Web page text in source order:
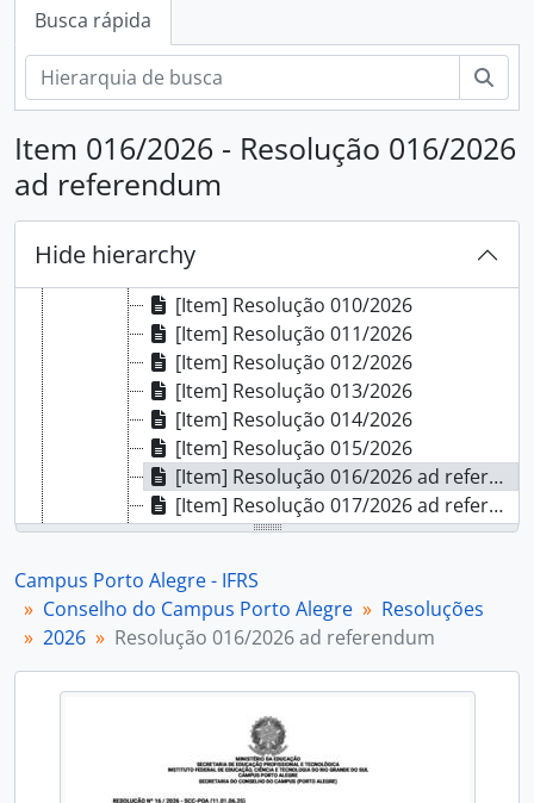
Busca rápida
Item 016/2026 - Resolução 016/2026
ad referendum
Hide hierarchy
[Subséries] 2026
[Item] Resolução 001/2026 ad referendum
[Item] Resolução 002/2026 ad referendum
[Item] Resolução 003/2026
[Item] Resolução 004/2026
[Item] Resolução 005/2026
[Item] Resolução 006/2026
[Item] Resolução 007/2026
[Item] Resolução 008/2026 ad referendum
[Item] Resolução 009/2026 ad referendum
[Item] Resolução 010/2026
[Item] Resolução 011/2026
[Item] Resolução 012/2026
[Item] Resolução 013/2026
[Item] Resolução 014/2026
[Item] Resolução 015/2026
[Item] Resolução 016/2026 ad referendum
[Item] Resolução 017/2026 ad referendum
[Item] Resolução 018/2026 ad referendum
[Item] Resolução 020/2026 ad referendum
[Subfundos] Direção Geral
[Subfundos] Diretoria de Extensão
[Subfundos] Diretoria de Gestão de Pessoas
[Subfundos] Núcleo de Memória
Campus Porto Alegre - IFRS
Conselho do Campus Porto Alegre
Resoluções
2026
Resolução 016/2026 ad referendum